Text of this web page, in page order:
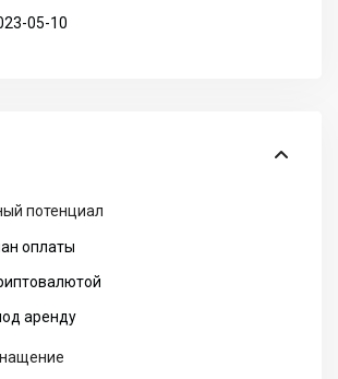
05-10
потенциал
оплаты
аренду